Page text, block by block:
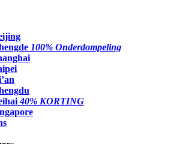
100% Onderdompeling
40% KORTING